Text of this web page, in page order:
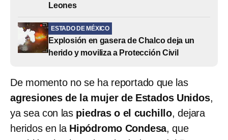
Leones
ESTADO DE MÉXICO
Explosión en gasera de Chalco deja un
herido y moviliza a Protección Civil
De momento no se ha reportado que las
agresiones de la mujer de Estados Unidos,
ya sea con las piedras o el cuchillo, dejara
heridos en la Hipódromo Condesa, que